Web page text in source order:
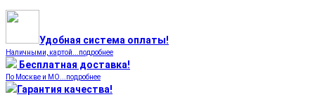
Удобная система оплаты!
Наличными, картой...подробнее
Бесплатная доставка!
По Москве и МО...подробнее
Гарантия качества!